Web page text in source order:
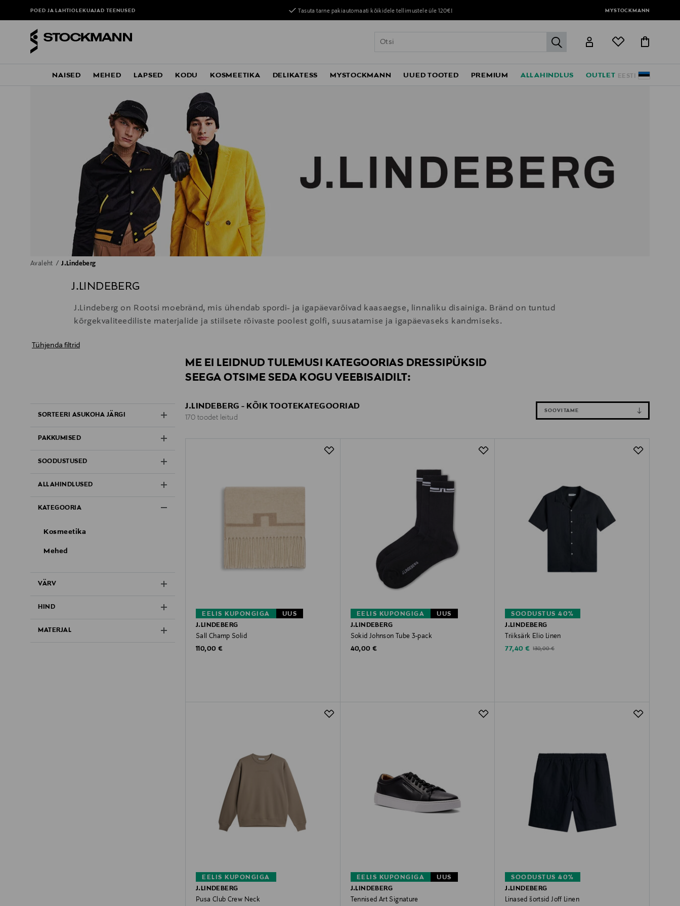
POED JA LAHTIOLEKUAJADTEENUSED Tasuta tarne pakiautomaati kõikidele tellimustele üle 120€! MYSTOCKMANN
label.header.go
EESTI
NAISED MEHED LAPSED KODU KOSMEETIKA DELIKATESS MYSTOCKMANN UUED TOOTED PREMIUM ALLAHINDLUS OUTLET
Avaleht J.Lindeberg
J.LINDEBERG
J.Lindeberg on Rootsi moebränd, mis ühendab spordi- ja igapäevarõivad kaasaegse, linnaliku disainiga. Bränd on tuntud
kõrgekvaliteediliste materjalide ja stiilsete rõivaste poolest golfi, suusatamise ja igapäevaseks kandmiseks.
Tühjenda filtrid
SORTEERI ASUKOHA JÄRGI
PAKKUMISED
SOODUSTUSED
ALLAHINDLUSED
KATEGOORIA
Kosmeetika
Mehed
VÄRV
HIND
MATERJAL
ME EI LEIDNUD TULEMUSI KATEGOORIAS DRESSIPÜKSID
SEEGA OTSIME SEDA KOGU VEEBISAIDILT:
J.LINDEBERG - KÕIK TOOTEKATEGOORIAD
170 toodet leitud
SOOVITAME
EELIS KUPONGIGA
UUS
J.LINDEBERG
Sall Champ Solid
Original Price
110,00 €
EELIS KUPONGIGA
UUS
J.LINDEBERG
Sokid Johnson Tube 3-pack
Original Price
40,00 €
SOODUSTUS 40%
J.LINDEBERG
Triiksärk Elio Linen
Discounted Price
77,40 € Original Price
130,00 €
EELIS KUPONGIGA
J.LINDEBERG
Pusa Club Crew Neck
EELIS KUPONGIGA
UUS
J.LINDEBERG
Tennised Art Signature
SOODUSTUS 40%
J.LINDEBERG
Linased šortsid Joff Linen